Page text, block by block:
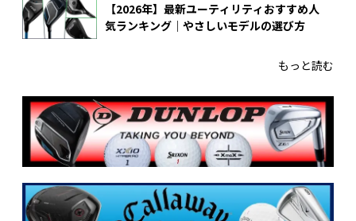
【2026年】最新ユーティリティおすすめ人
気ランキング｜やさしいモデルの選び方
もっと読む